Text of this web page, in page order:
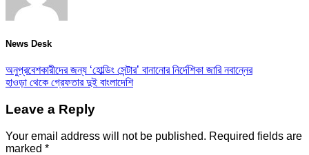
News Desk
অনুপ্রবেশকারীদের জন্য ‘হোল্ডিং সেন্টার’ বানানোর নির্দেশিকা জারি নবান্নের
হাওড়া থেকে গ্রেফতার দুই বাংলাদেশি
Leave a Reply
Your email address will not be published. Required fields are
marked *